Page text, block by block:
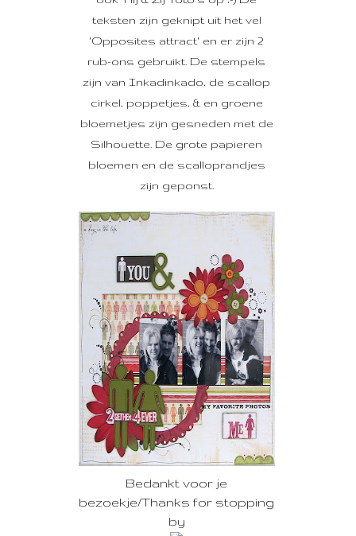
teksten zijn geknipt uit het vel
'Opposites attract' en er zijn 2
rub-ons gebruikt. De stempels
zijn van Inkadinkado, de scallop
cirkel, poppetjes, & en groene
bloemetjes zijn gesneden met de
Silhouette. De grote papieren
bloemen en de scalloprandjes
zijn geponst.
Bedankt voor je
bezoekje/Thanks for stopping
by